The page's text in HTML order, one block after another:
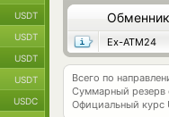
Обменник
Ex-ATM24
Всего по
Суммарный резерв
Официальный курс
USDT
USDT
USDT
USDT
USDC